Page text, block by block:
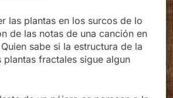
las plantas en los surcos de lo
de las notas de una canción en
sabe si la estructura de la
plantas fractales sigue algun